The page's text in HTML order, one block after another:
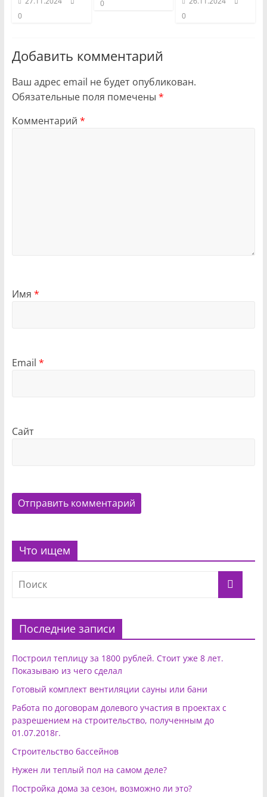
0
0
0
Добавить комментарий
Ваш адрес email не будет опубликован.
Обязательные поля помечены *
Комментарий *
Имя *
Email *
Сайт
Что ищем
Последние записи
Построил теплицу за 1800 рублей. Стоит уже 8 лет.
Показываю из чего сделал
Готовый комплект вентиляции сауны или бани
Работа по договорам долевого участия в проектах с
разрешением на строительство, полученным до
01.07.2018г.
Строительство бассейнов
Нужен ли теплый пол на самом деле?
Постройка дома за сезон, возможно ли это?